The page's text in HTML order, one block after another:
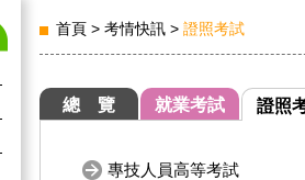
首頁 > 考情快訊 > 證照考試
總 覽 就業考試 證照
專技人員高等考試